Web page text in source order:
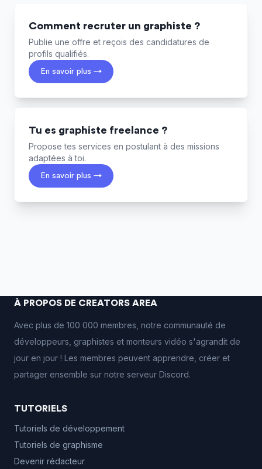
Comment recruter un graphiste ?
Publie une offre et reçois des candidatures de
profils qualifiés.
En savoir plus →
Tu es graphiste freelance ?
Propose tes services en postulant à des missions
adaptées à toi.
En savoir plus →
À PROPOS DE CREATORS AREA
Avec plus de 100 000 membres, notre communauté de
développeurs, graphistes et monteurs vidéo s'agrandit de
jour en jour ! Les membres peuvent apprendre, créer et
partager ensemble sur notre serveur Discord.
TUTORIELS
Tutoriels de développement
Tutoriels de graphisme
Devenir rédacteur